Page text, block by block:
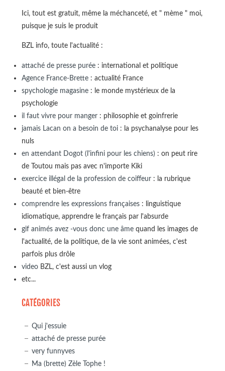
Ici, tout est gratuit, même la méchanceté, et " mème " moi,
puisque je suis le produit
BZL info, toute l'actualité :
attaché de presse purée: international et politique
Agence France-Brette: actualité France
spychologie magasine: le monde mystérieux de la
psychologie
il faut vivre pour manger: philosophie et goinfrerie
jamais Lacan on a besoin de toi: la psychanalyse pour les
nuls
en attendant Dogot (l'infini pour les chiens): on peut rire
de Toutou mais pas avec n'importe Kiki
exercice illégal de la profession de coiffeur: la rubrique
beauté et bien-être
comprendre les expressions françaises: linguistique
idiomatique, apprendre le français par l'absurde
gif animés avez -vous donc une âmequand les images de
l'actualité, de la politique, de la vie sont animées, c'est
parfois plus drôle
videoBZL, c'est aussi un vlog
etc...
CATÉGORIES
Qui j'essuie
attaché de presse purée
very funnyves
Ma (brette) Zèle Tophe !